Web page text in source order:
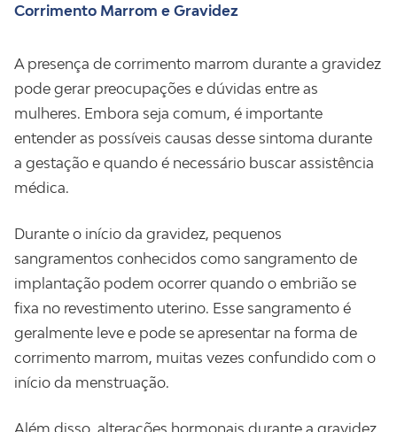
Corrimento Marrom e Gravidez
A presença de corrimento marrom durante a gravidez
pode gerar preocupações e dúvidas entre as
mulheres. Embora seja comum, é importante
entender as possíveis causas desse sintoma durante
a gestação e quando é necessário buscar assistência
médica.
Durante o início da gravidez, pequenos
sangramentos conhecidos como sangramento de
implantação podem ocorrer quando o embrião se
fixa no revestimento uterino. Esse sangramento é
geralmente leve e pode se apresentar na forma de
corrimento marrom, muitas vezes confundido com o
início da menstruação.
Além disso, alterações hormonais durante a gravidez